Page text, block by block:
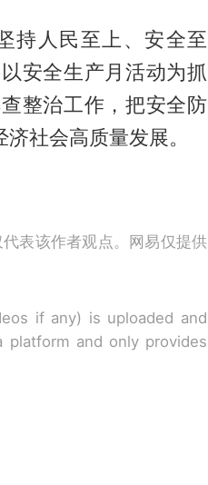
持人民至上、安全至
安全生产月活动为抓
整治工作，把安全防
社会高质量发展。
表该作者观点。网易仅提供
if any) is uploaded and
and only provides